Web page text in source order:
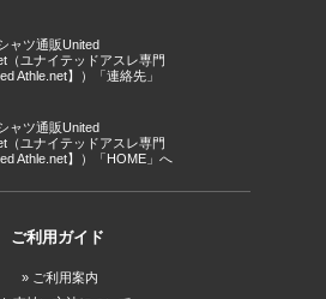
ご利用ガイド
ご利用案内